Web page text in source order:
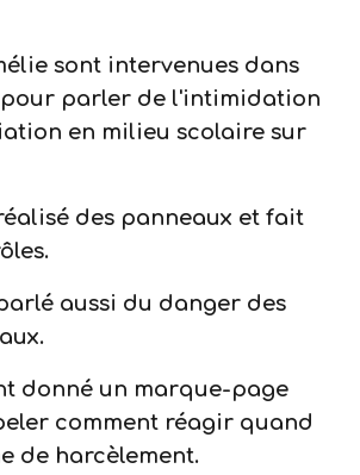
sont intervenues dans
pour parler de l'intimidation
en milieu scolaire sur
des panneaux et fait
aussi du danger des
donné un marque-page
comment réagir quand
de harcèlement.